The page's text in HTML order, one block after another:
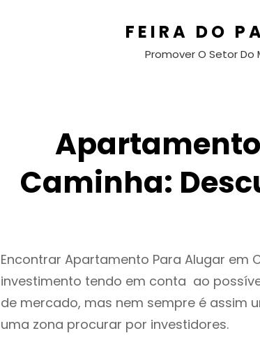
FEIRA DO
Promover O Setor Do
Caminha:
Encontrar Apartamento Para Alugar em
investimento tendo em conta ao
de mercado, mas nem sempre é assim
uma zona procurar por investidores.